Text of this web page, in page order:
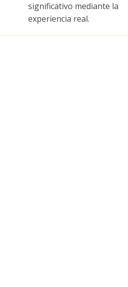
significativo mediante la
experiencia real.